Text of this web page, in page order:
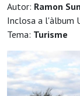
Autor: Ramon
Inclosa a l'àlbum
Tema: Turisme